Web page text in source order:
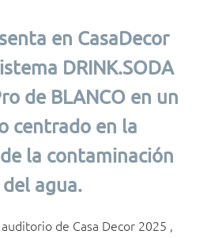
en CasaDecor
DRINK.SODA
de BLANCO en un
centrado en la
la contaminación
del agua.
de Casa Decor 2025 ,